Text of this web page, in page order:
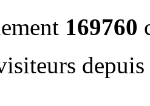
169760